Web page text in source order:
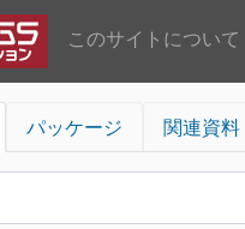
このサイトについて
パッケージ 関連資料